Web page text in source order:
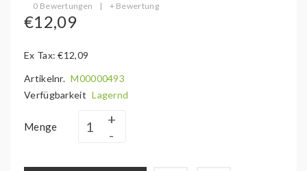
0 Bewertungen | + Bewertung
€12,09
Ex Tax: €12,09
Artikelnr. M00000493
Verfügbarkeit Lagernd
Menge